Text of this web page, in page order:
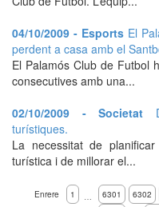
04/10/2009 - Esports El
perdent a casa amb el
El Palamós Club de Futbol
consecutives amb una...
02/10/2009 - Societat
turístiques.
La necessitat de
turística i de millorar el...
Enrere 1 … 6301 6302